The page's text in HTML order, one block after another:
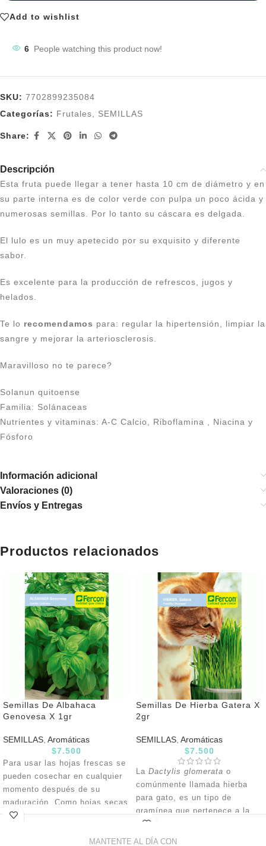
Add to wishlist
6 People watching this product now!
SKU: 7702899235084
Categorías: Frutales SEMILLAS
Share:
Descripción
Esta fruta puede llegar a tener hasta 10 cm de diámetro y en
su parte interna es de color verde con pulpa un poco ácida y
numerosas semillas. Por lo tanto su cáscara es delgada.
El lulo es un muy apetecido por su exquisito y diferente
sabor.
Es excelente para la producción de refrescos, jugos y
helados.
Te lo recomendamos para: regular la hipertensión, limpiar la
sangre y mejorar la arteriosclerosis.
Maravilloso no te parece?
Solanun quitoense
Familia: Solánaceas
Nutrientes y vitaminas: A-C Calcio, Riboflamina , Niacina y
Fósforo
Información adicional
Valoraciones (0)
Envíos y Entregas
Productos relacionados
Semillas De Albahaca
Genovesa X 1gr
SEMILLAS Aromáticas
$7.500
Para usar las hojas frescas se
pueden cosechar en cualquier
momento después de su
maduración. Como hojas secas
cosechar al momento que
Sembrar en suelo fertilizado y
Semillas De Hierba Gatera X
2gr
SEMILLAS Aromáticas
$7.500
La Dactylis glomerata o
comúnmente llamada hierba
para gato, es un tipo de
gramínea que pertenece a la
familia Poaceae. Es rica en
oxígeno, nutrientes, proteínas,
MANTENTE AL DÍA CON